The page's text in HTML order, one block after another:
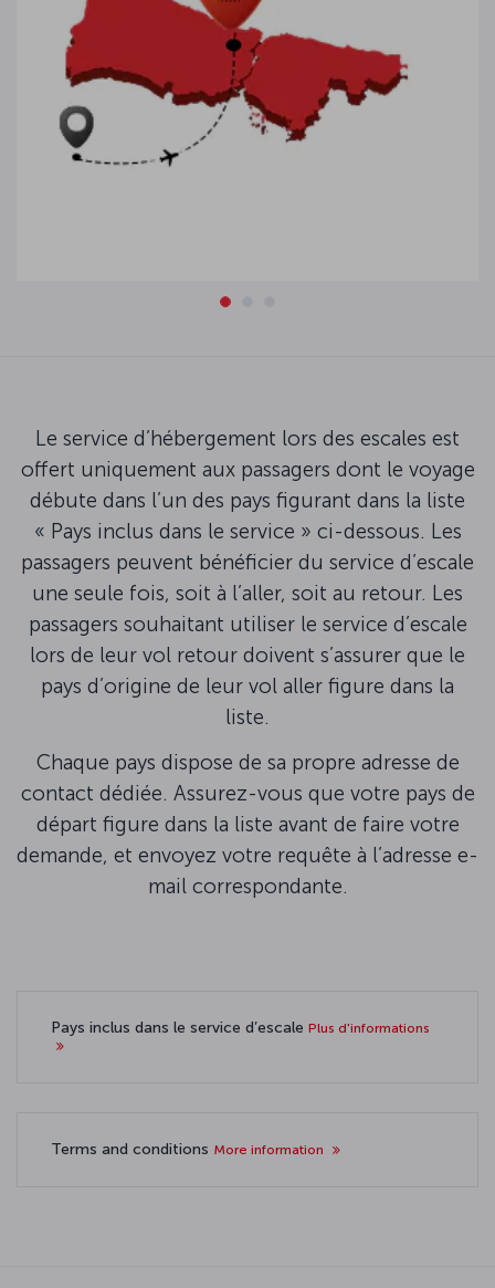
Le service d’hébergement lors des escales est
offert uniquement aux passagers dont le voyage
débute dans l’un des pays figurant dans la liste
« Pays inclus dans le service » ci-dessous. Les
passagers peuvent bénéficier du service d’escale
une seule fois, soit à l’aller, soit au retour. Les
passagers souhaitant utiliser le service d’escale
lors de leur vol retour doivent s’assurer que le
pays d’origine de leur vol aller figure dans la
liste.
Chaque pays dispose de sa propre adresse de
contact dédiée. Assurez-vous que votre pays de
départ figure dans la liste avant de faire votre
demande, et envoyez votre requête à l’adresse e-
mail correspondante.
Pays inclus dans le service d’escale Plus d'informations
Terms and conditions More information